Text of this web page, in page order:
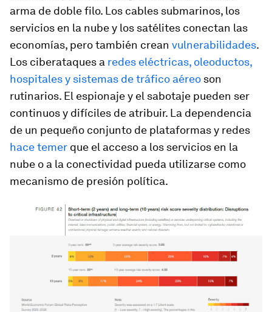
arma de doble filo. Los cables submarinos, los
servicios en la nube y los satélites conectan las
economías, pero también crean vulnerabilidades.
Los ciberataques a redes eléctricas, oleoductos,
hospitales y sistemas de tráfico aéreo son
rutinarios. El espionaje y el sabotaje pueden ser
continuos y difíciles de atribuir. La dependencia
de un pequeño conjunto de plataformas y redes
hace temer que el acceso a los servicios en la
nube o a la conectividad pueda utilizarse como
mecanismo de presión política.